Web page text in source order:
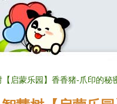
启蒙乐园】香香猪-爪印的秘